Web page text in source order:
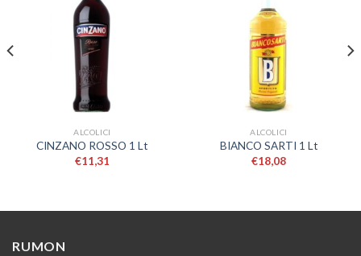
ALCOLICI
CINZANO ROSSO 1 Lt
€11,31
ALCOLICI
BIANCO SARTI 1 Lt
€18,08
RUMON